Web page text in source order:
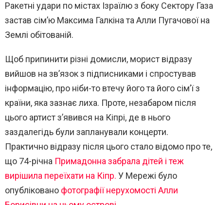
Ракетні удари по містах Ізраїлю з боку Сектору Газа
застав сім’ю Максима Галкіна та Алли Пугачової на
Землі обітованій.
Щоб припинити різні домисли, морист відразу
вийшов на зв’язок з підписниками і спростував
інформацію, про ніби-то втечу його та його сім’ї з
країни, яка зазнає лиха. Проте, незабаром після
цього артист з’явився на Кіпрі, де в нього
заздалегідь були запланували концерти.
Практично відразу після цього стало відомо про те,
що 74-річна Примадонна забрала дітей і теж
вирішила переїхати на Кіпр. У Мережі було
опубліковано фотографії нерухомості Алли